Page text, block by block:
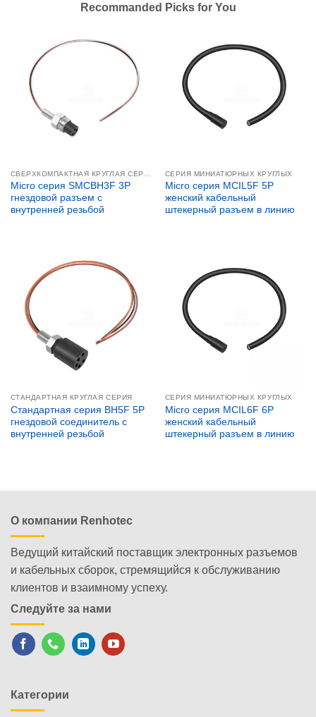
Recommanded Picks for You
Micro серия SMCBH3F 3P
гнездовой разъем с
внутренней резьбой
СЕРИЯ МИНИАТЮРНЫХ КРУГЛЫХ
Micro серия MCIL5F 5P
женский кабельный
штекерный разъем в линию
СТАНДАРТНАЯ КРУГЛАЯ СЕРИЯ
Стандартная серия BH5F 5P
гнездовой соединитель с
внутренней резьбой
СЕРИЯ МИНИАТЮРНЫХ КРУГЛЫХ
Micro серия MCIL6F 6P
женский кабельный
штекерный разъем в линию
О компании Renhotec
Ведущий китайский поставщик электронных разъемов
и кабельных сборок, стремящийся к обслуживанию
клиентов и взаимному успеху.
Следуйте за нами
Категории